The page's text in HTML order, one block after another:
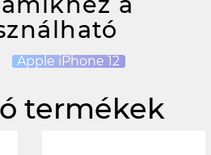
Apple iPhone 12
termékek